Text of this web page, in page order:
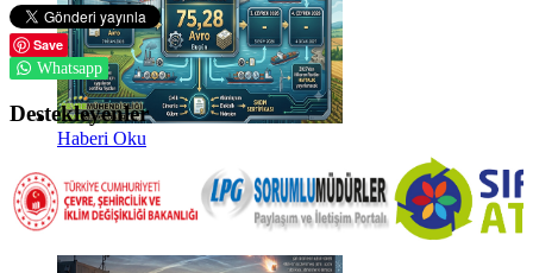
Haberi Oku
Save
Whatsapp
Destekleyenler